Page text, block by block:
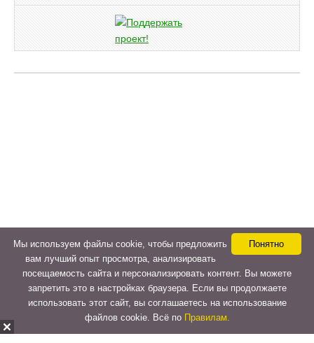
Понятно
Мы используем файлы cookie, чтобы предложить
вам лучший опыт просмотра, анализировать
посещаемость сайта и персонализировать контент. Вы можете
запретить это в настройках браузера. Если вы продолжаете
использовать этот сайт, вы соглашаетесь на использование
файлов cookie. Всё по Правилам.